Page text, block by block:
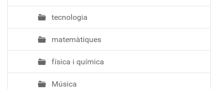
tecnologia
matemàtiques
física i química
Música